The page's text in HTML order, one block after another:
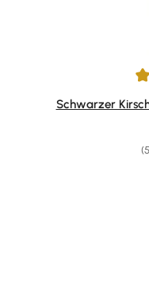
Durchschnittliche
Schwarzer